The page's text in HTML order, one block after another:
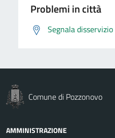
Problemi in città
Segnala disservizio
Comune di Pozzonovo
AMMINISTRAZIONE